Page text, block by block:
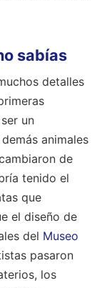
sabías
detalles
un
animales
de
tenido el
que
el diseño de
del Museo
pasaron
los